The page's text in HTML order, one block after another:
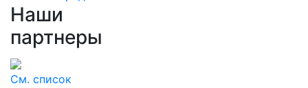
Наши
партнеры
См. список